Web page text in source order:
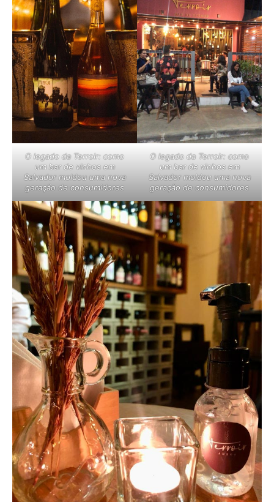
O legado da Terroir: como
um bar de vinhos em
Salvador moldou uma nova
geração de consumidores
O legado da Terroir: como
um bar de vinhos em
Salvador moldou uma nova
geração de consumidores